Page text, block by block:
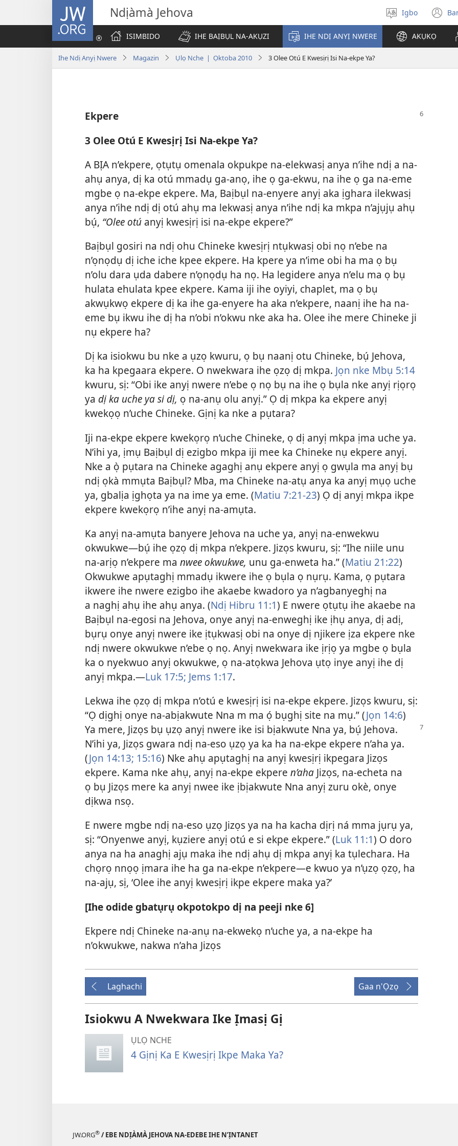
JW.ORG Ndịàmà Jehova
Họrọ
asụsụ
Igbo
gị
ị
ISIMBIDO
IHE BAỊBỤL NA-AKỤZI IHE NDỊ ANYỊ NWERE AKỤKỌ
Ihe Ndị Anyị Nwere Magazin Ụlọ Nche | Ọktoba 2010 3 Olee Otú E Kwesịrị Isi Na-ekpe Ya?
Ekpere
3 Olee Otú E Kwesịrị Isi Na-ekpe Ya?
A BỊA n’ekpere, ọtụtụ omenala okpukpe na-elekwasị anya n’ihe ndị a na-
ahụ anya, dị ka otú mmadụ ga-anọ, ihe ọ ga-ekwu, na ihe ọ ga na-eme
mgbe ọ na-ekpe ekpere. Ma, Baịbụl na-enyere anyị aka ịghara ilekwasị
anya n’ihe ndị dị otú ahụ ma lekwasị anya n’ihe ndị ka mkpa n’ajụjụ ahụ
bụ́, “Olee otú anyị kwesịrị isi na-ekpe ekpere?”
Baịbụl gosiri na ndị ohu Chineke kwesịrị ntụkwasị obi nọ n’ebe na
n’ọnọdụ dị iche iche kpee ekpere. Ha kpere ya n’ime obi ha ma ọ bụ
n’olu dara ụda dabere n’ọnọdụ ha nọ. Ha legidere anya n’elu ma ọ bụ
hulata ehulata kpee ekpere. Kama iji ihe oyiyi, chaplet, ma ọ bụ
akwụkwọ ekpere dị ka ihe ga-enyere ha aka n’ekpere, naanị ihe ha na-
eme bụ ikwu ihe dị ha n’obi n’okwu nke aka ha. Olee ihe mere Chineke ji
nụ ekpere ha?
Dị ka isiokwu bu nke a ụzọ kwuru, ọ bụ naanị otu Chineke, bụ́ Jehova,
ka ha kpegaara ekpere. O nwekwara ihe ọzọ dị mkpa. Jọn nke Mbụ 5:14
kwuru, sị: “Obi ike anyị nwere n’ebe ọ nọ bụ na ihe ọ bụla nke anyị rịọrọ
ya dị ka uche ya si dị, ọ na-anụ olu anyị.” Ọ dị mkpa ka ekpere anyị
kwekọọ n’uche Chineke. Gịnị ka nke a pụtara?
Iji na-ekpe ekpere kwekọrọ n’uche Chineke, ọ dị anyị mkpa ịma uche ya.
N’ihi ya, ịmụ Baịbụl dị ezigbo mkpa iji mee ka Chineke nụ ekpere anyị.
Nke a ọ̀ pụtara na Chineke agaghị anụ ekpere anyị ọ gwụla ma anyị bụ
ndị ọkà mmụta Baịbụl? Mba, ma Chineke na-atụ anya ka anyị mụọ uche
ya, gbalịa ịghọta ya na ime ya eme. (Matiu 7:21-23) Ọ dị anyị mkpa ikpe
ekpere kwekọrọ n’ihe anyị na-amụta.
Ka anyị na-amụta banyere Jehova na uche ya, anyị na-enwekwu
okwukwe—bụ́ ihe ọzọ dị mkpa n’ekpere. Jizọs kwuru, sị: “Ihe niile unu
na-arịọ n’ekpere ma nwee okwukwe, unu ga-enweta ha.” (Matiu 21:22)
Okwukwe apụtaghị mmadụ ikwere ihe ọ bụla ọ nụrụ. Kama, ọ pụtara
ikwere ihe nwere ezigbo ihe akaebe kwadoro ya n’agbanyeghị na
a naghị ahụ ihe ahụ anya. (Ndị Hibru 11:1) E nwere ọtụtụ ihe akaebe na
Baịbụl na-egosi na Jehova, onye anyị na-enweghị ike ịhụ anya, dị adị,
bụrụ onye anyị nwere ike ịtụkwasị obi na onye dị njikere ịza ekpere nke
ndị nwere okwukwe n’ebe ọ nọ. Anyị nwekwara ike ịrịọ ya mgbe ọ bụla
ka o nyekwuo anyị okwukwe, ọ na-atọkwa Jehova ụtọ inye anyị ihe dị
anyị mkpa.—Luk 17:5; Jems 1:17.
Lekwa ihe ọzọ dị mkpa n’otú e kwesịrị isi na-ekpe ekpere. Jizọs kwuru, sị:
“Ọ dịghị onye na-abịakwute Nna m ma ọ́ bụghị site na mụ.” (Jọn 14:6)
Ya mere, Jizọs bụ ụzọ anyị nwere ike isi bịakwute Nna ya, bụ́ Jehova.
N’ihi ya, Jizọs gwara ndị na-eso ụzọ ya ka ha na-ekpe ekpere n’aha ya.
(Jọn 14:13; 15:16) Nke ahụ apụtaghị na anyị kwesịrị ikpegara Jizọs
ekpere. Kama nke ahụ, anyị na-ekpe ekpere n’aha Jizọs, na-echeta na
ọ bụ Jizọs mere ka anyị nwee ike ịbịakwute Nna anyị zuru okè, onye
dịkwa nsọ.
E nwere mgbe ndị na-eso ụzọ Jizọs ya na ha kacha dịrị ná mma jụrụ ya,
sị: “Onyenwe anyị, kụziere anyị otú e si ekpe ekpere.” (Luk 11:1) O doro
anya na ha anaghị ajụ maka ihe ndị ahụ dị mkpa anyị ka tụlechara. Ha
chọrọ nnọọ ịmara ihe ha ga na-ekpe n’ekpere—e kwuo ya n’ụzọ ọzọ, ha
na-ajụ, sị, ‘Olee ihe anyị kwesịrị ikpe ekpere maka ya?’
[Ihe odide gbatụrụ okpotokpo dị na peeji nke 6]
Ekpere ndị Chineke na-anụ na-ekwekọ n’uche ya, a na-ekpe ha
n’okwukwe, nakwa n’aha Jizọs
Laghachi Gaa n'Ọzọ
Isiokwu A Nwekwara Ike Ịmasị Gị
ỤLỌ NCHE
4 Gịnị Ka E Kwesịrị Ikpe Maka Ya?
JW.ORG® / EBE NDỊÀMÀ JEHOVA NA-EDEBE IHE N’ỊNTANET